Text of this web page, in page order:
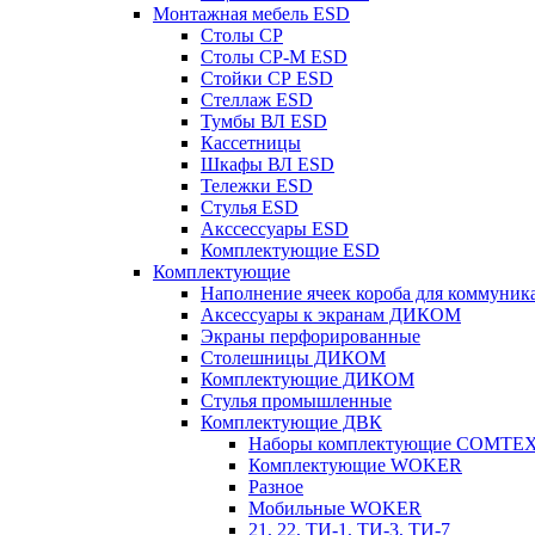
Монтажная мебель ESD
Столы СР
Столы СР-М ESD
Стойки СР ESD
Стеллаж ESD
Тумбы ВЛ ESD
Кассетницы
Шкафы ВЛ ESD
Тележки ESD
Стулья ESD
Акссессуары ESD
Комплектующие ESD
Комплектующие
Наполнение ячеек короба для
Аксессуары к экранам ДИКОМ
Экраны перфорированные
Cтолешницы ДИКОМ
Комплектующие ДИКОМ
Стулья промышленные
Комплектующие ДВК
Наборы комплектующие
Комплектующие WOKER
Разное
Мобильные WOKER
21, 22, ТИ-1, ТИ-3, ТИ-7